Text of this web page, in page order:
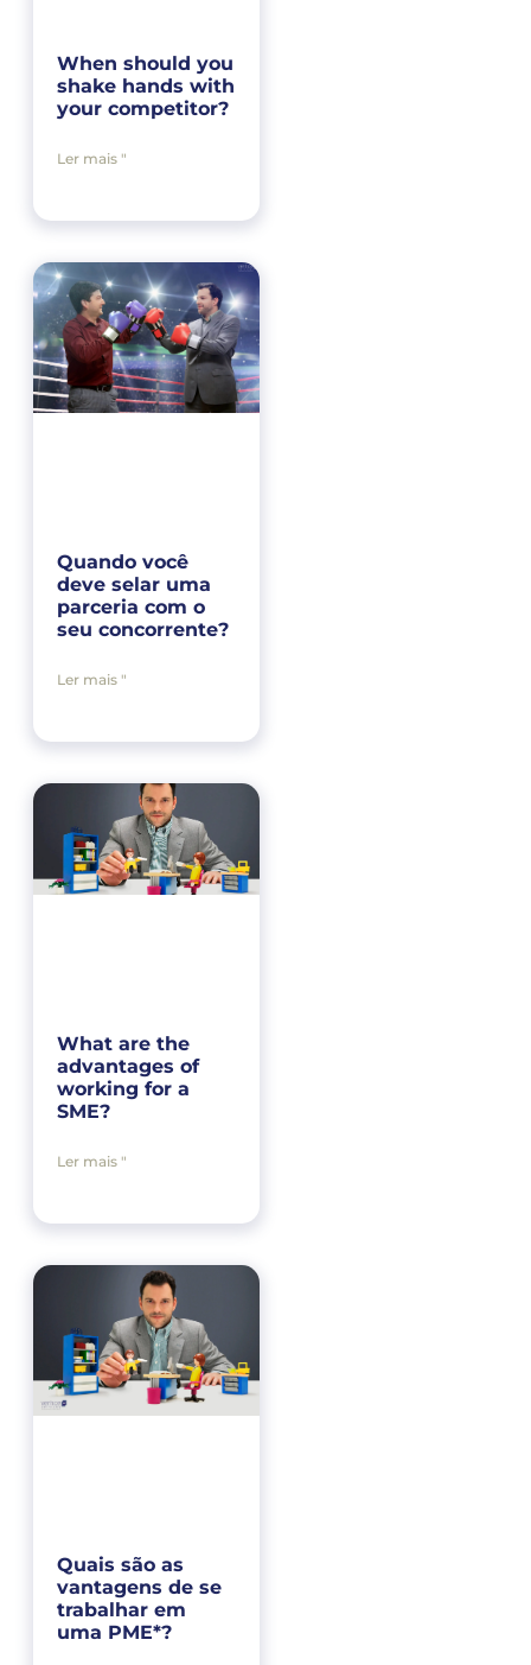
When should you
shake hands with
your competitor?
Ler mais "
Quando você
deve selar uma
parceria com o
seu concorrente?
Ler mais "
What are the
advantages of
working for a
SME?
Ler mais "
Quais são as
vantagens de se
trabalhar em
uma PME*?